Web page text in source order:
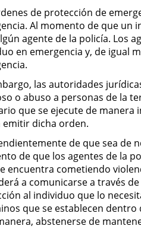
de protección de
Al momento de que un
agente de la policía. Los
en emergencia y, de igual
las autoridades
o abuso a personas de la
que se ejecute de
emitir dicha orden.
de que sea de
de que los agentes de la
encuentra cometiendo
a comunicarse a través
al individuo que lo
que se establecen
abstenerse de